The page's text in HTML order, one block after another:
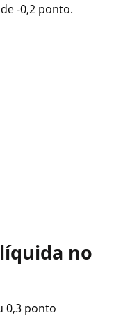
-0,2 ponto.
no
0,3 ponto